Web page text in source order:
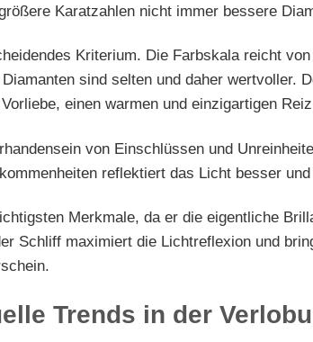
Karatzahlen nicht immer bessere
Kriterium. Die Farbskala reicht
sind selten und daher wertvoller.
einen warmen und einzigartigen
von Einschlüssen und
reflektiert das Licht besser
Merkmale, da er die eigentliche
Schliff maximiert die Lichtreflexion und
Trends in der